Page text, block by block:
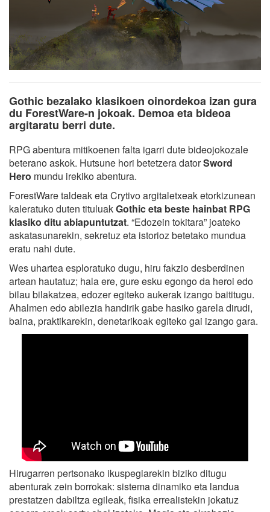
Gothic bezalako klasikoen oinordekoa izan gura
du ForestWare-n jokoak. Demoa eta bideoa
argitaratu berri dute.
RPG abentura mitikoenen falta igarri dute bideojokozale
beterano askok. Hutsune hori betetzera datorSword
Hero mundu irekiko abentura.
ForestWare taldeak eta Crytivo argitaletxeak etorkizunean
kaleratuko duten tituluakGothic eta beste hainbat RPG
klasiko ditu abiapuntutzat. “Edozein tokitara” joateko
askatasunarekin, sekretuz eta istorioz betetako mundua
eratu nahi dute.
Wes uhartea esploratuko dugu, hiru fakzio desberdinen
artean hautatuz; hala ere, gure esku egongo da heroi edo
bilau bilakatzea, edozer egiteko aukerak izango baititugu.
Ahalmen edo abilezia handirik gabe hasiko garela dirudi,
baina, praktikarekin, denetarikoak egiteko gai izango gara.
Hirugarren pertsonako ikuspegiarekin biziko ditugu
abenturak zein borrokak: sistema dinamiko eta landua
prestatzen dabiltza egileak, fisika errealistekin jokatuz